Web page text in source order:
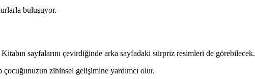
buluşuyor.
sayfalarını çevirdiğinde arka sayfadaki sürpriz resimleri de görebilecek.
zihinsel gelişimine yardımcı olur.